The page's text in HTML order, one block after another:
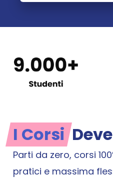
10 settimane
Corso Flex Back-End
Fino a 12 mesi
Progetti
Recensioni
I Corsi
Parti da zero, corsi
pratici e massima